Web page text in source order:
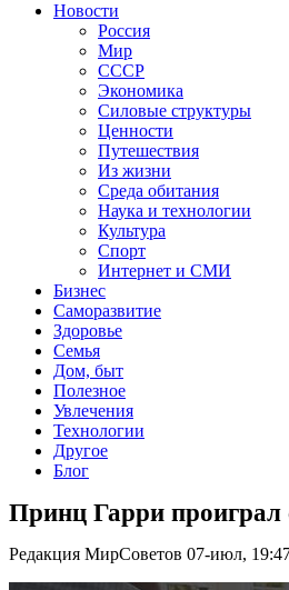
Новости
Россия
Мир
СССР
Экономика
Силовые структуры
Ценности
Путешествия
Из жизни
Среда обитания
Наука и технологии
Культура
Спорт
Интернет и СМИ
Бизнес
Саморазвитие
Здоровье
Семья
Дом, быт
Полезное
Увлечения
Технологии
Другое
Блог
Принц Гарри проиграл
Редакция МирСоветов 07-июл,